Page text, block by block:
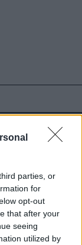
parties, or
for
opt-out
that after your
seeing
utilized by
από